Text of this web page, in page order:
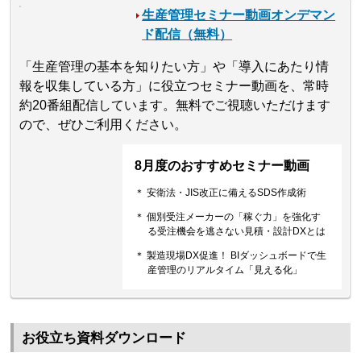
生産管理セミナー動画オンデマン
ド配信（無料）
「生産管理の基本を知りたい方」や「導入にあたり情
報を収集している方」に役立つセミナー動画を、常時
約20番組配信しています。無料でご視聴いただけます
ので、ぜひご利用ください。
8月度のおすすめセミナー動画
＊ 安衛法・JIS改正に備えるSDS作成術
＊ 個別受注メーカーの「稼ぐ力」を強化す
る受注機会を逃さない見積・設計DXとは
＊ 製造現場DX促進！ BIダッシュボードで生
産管理のリアルタイム「見える化」
お役立ち資料ダウンロード